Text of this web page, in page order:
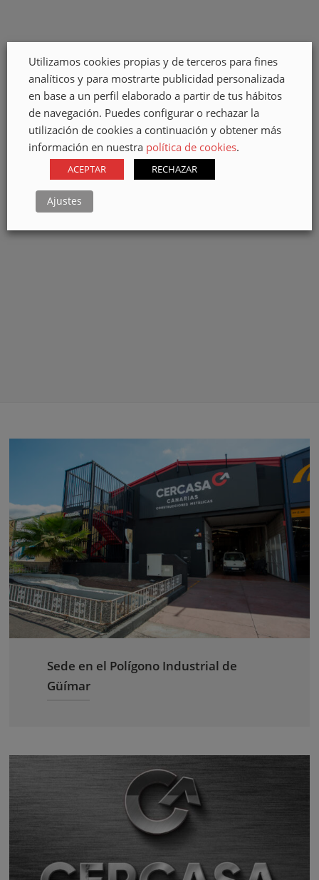
Cerramientos Metálicos
Cerramientos en hierro, forja, acero inoxidable, acero
corten y todo tipo de mallas
Sede en el Polígono Industrial de
Güímar
Utilizamos cookies propias y de terceros para fines
analíticos y para mostrarte publicidad personalizada
en base a un perfil elaborado a partir de tus hábitos
de navegación. Puedes configurar o rechazar la
utilización de cookies a continuación y obtener más
información en nuestra política de cookies.
ACEPTAR RECHAZAR
Ajustes